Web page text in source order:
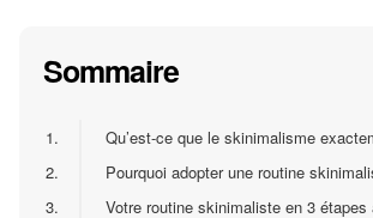
Sommaire
1.
Qu’est-ce que le skinimalisme
2.
Pourquoi adopter une routine
3.
Votre routine skinimaliste en 3